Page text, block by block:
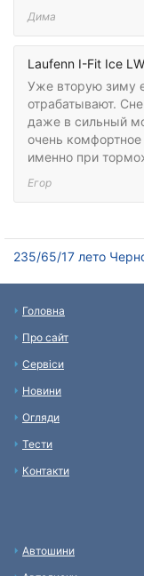
Дима
Laufenn I-Fit Ice
Уже вторую зиму
отрабатывают.
даже в сильный
очень
именно при
Егор
235/65/17 лето
Головна
Про сайт
Сервіси
Новини
Огляди
Тести
Контакти
Автошини